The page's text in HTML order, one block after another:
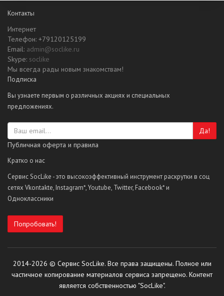
Контакты
Интернет
Телефон: +79120125199
Email: admin@soclike.ru
Skype: soclike
Мы всегда рады новым знакомствам!
Подписка
Вы узнаете первым о различных акциях и специальных
предложениях.
Да!
Публичная оферта и правила
Кратко о нас
Сервис SocLike - это высокоэффективный инструмент раскрутки в соц
сетях Vkontakte, Instagram*, Youtube, Twitter, Facebook* и
Одноклассники
Попробовать!
2014-2026 © Сервис SocLike. Все права защищены. Полное или
частичное копирование материалов сервиса запрещено. Контент
является собственностью "SocLike".